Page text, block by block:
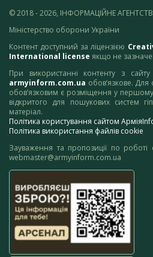
© 2018 - 2026, ІНФОРМАЦІЙНЕ
Міністерство оборони України
Контент доступний за ліцензією
International license якщо не
При використанні контенту з
armyinform.com.ua обов’язкове. Для
обов’язковим є розміщення у
відкритого для пошукових систем
матеріал.
Політика користування сайтом
Політика використання файлів cookie
Зауваження та пропозиції по роботі
webmaster@armyinform.com.ua